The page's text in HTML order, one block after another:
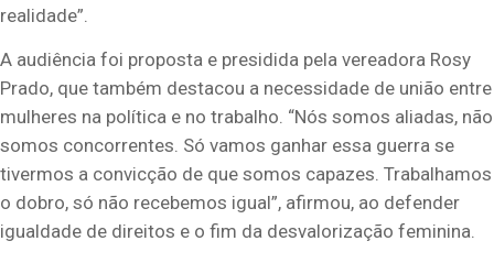
realidade”.
A audiência foi proposta e presidida pela vereadora Rosy
Prado, que também destacou a necessidade de união entre
mulheres na política e no trabalho. “Nós somos aliadas, não
somos concorrentes. Só vamos ganhar essa guerra se
tivermos a convicção de que somos capazes. Trabalhamos
o dobro, só não recebemos igual”, afirmou, ao defender
igualdade de direitos e o fim da desvalorização feminina.